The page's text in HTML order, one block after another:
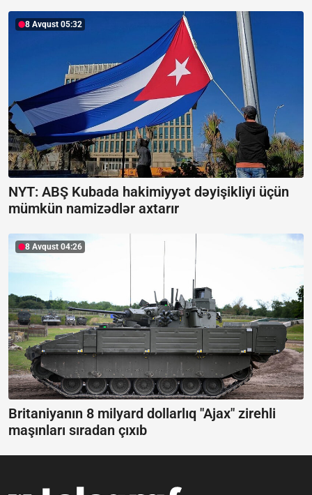
8 Avqust 05:32
NYT: ABŞ Kubada hakimiyyət dəyişikliyi üçün
mümkün namizədlər axtarır
8 Avqust 04:26
Britaniyanın 8 milyard dollarlıq "Ajax" zirehli
maşınları sıradan çıxıb